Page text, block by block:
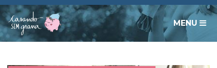
MENU